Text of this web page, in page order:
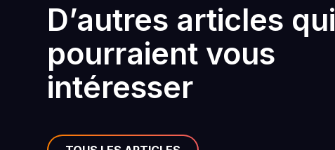
D’autres articles qui
pourraient vous
intéresser